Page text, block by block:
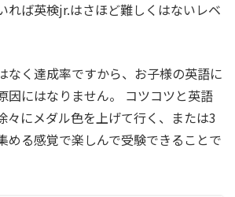
れば英検jr.はさほど難しくはないレベ
なく達成率ですから、お子様の英語に
因にはなりません。 コツコツと英語
々にメダル色を上げて行く、または3
める感覚で楽しんで受験できることで